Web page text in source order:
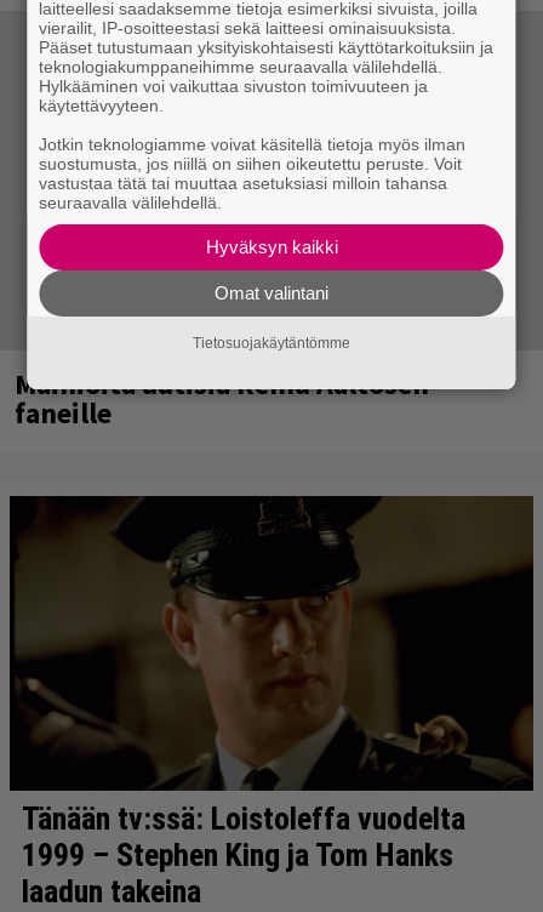
Mainioita uutisia Remu Aaltosen
faneille
laitteellesi saadaksemme tietoja esimerkiksi sivuista, joilla
vierailit, IP-osoitteestasi sekä laitteesi ominaisuuksista.
Pääset tutustumaan yksityiskohtaisesti käyttötarkoituksiin ja
teknologiakumppaneihimme seuraavalla välilehdellä.
Hylkääminen voi vaikuttaa sivuston toimivuuteen ja
käytettävyyteen.
Jotkin teknologiamme voivat käsitellä tietoja myös ilman
suostumusta, jos niillä on siihen oikeutettu peruste. Voit
vastustaa tätä tai muuttaa asetuksiasi milloin tahansa
seuraavalla välilehdellä.
Hyväksyn kaikki
Omat valintani
Tietosuojakäytäntömme